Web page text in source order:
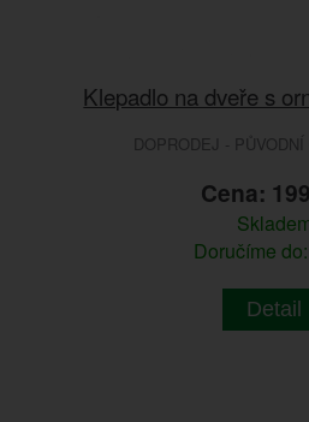
Klepadlo na dveře s
DOPRODEJ -
Cena:
Doručíme
Detail